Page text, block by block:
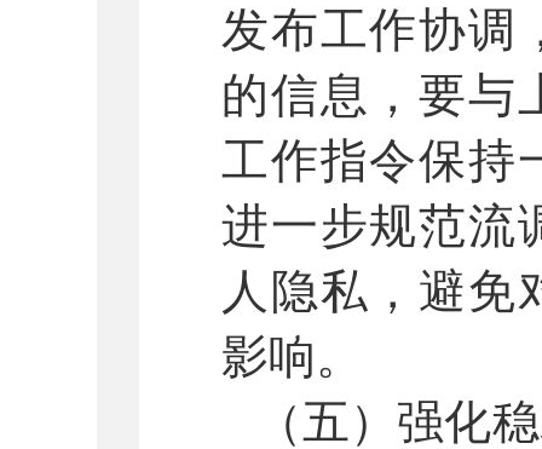
发布工作协调
的信息，要与
工作指令保持
进一步规范流
人隐私，避免
影响。
（五）强化